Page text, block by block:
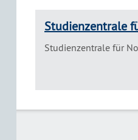
Studienzentrale
Studienzentrale für